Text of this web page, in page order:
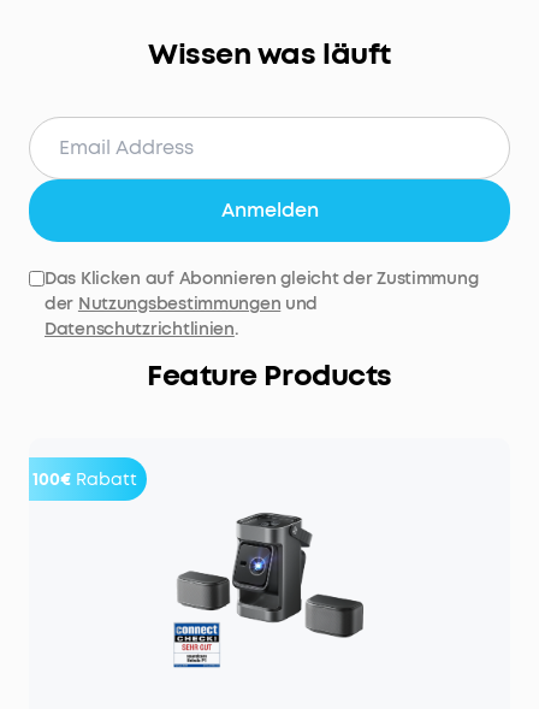
Wissen was läuft
Anmelden
Das Klicken auf Abonnieren gleicht der Zustimmung
der Nutzungsbestimmungen und
Datenschutzrichtlinien.
Feature Products
100€ Rabatt